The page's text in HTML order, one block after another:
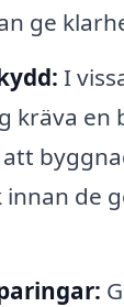
ge
I
kräva en
innan de